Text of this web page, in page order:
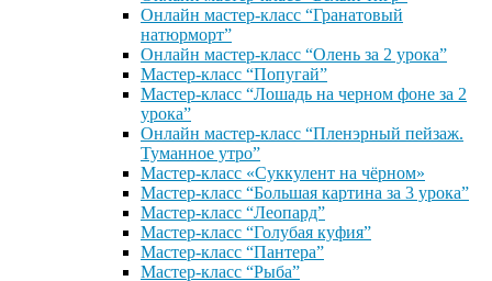
Онлайн мастер-класс “Гранатовый
натюрморт”
Онлайн мастер-класс “Олень за 2 урока”
Мастер-класс “Попугай”
Мастер-класс “Лошадь на черном фоне за 2
урока”
Онлайн мастер-класс “Пленэрный пейзаж.
Туманное утро”
Мастер-класс «Суккулент на чёрном»
Мастер-класс “Большая картина за 3 урока”
Мастер-класс “Леопард”
Мастер-класс “Голубая куфия”
Мастер-класс “Пантера”
Мастер-класс “Рыба”